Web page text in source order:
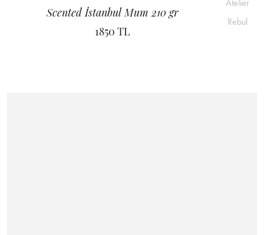
Scented İstanbul Mum 210 gr
1850 TL
Atelier
Rebul